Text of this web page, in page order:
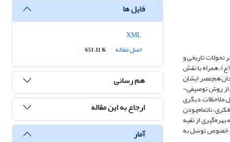
تحولات تاریخی و
همراه با نقش
هم‌عصر ایشان
از روش توصیفی-
ملاحظات دیگری
ناتمام‌بودن
از تقیه
خصوص توسل به
فایل ها
اصل مقاله
651.11 K
هم رسانی
ارجاع به این مقاله
آمار